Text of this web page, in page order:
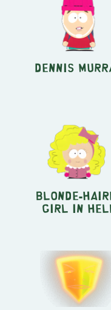
Dennis
Blonde-
Girl in